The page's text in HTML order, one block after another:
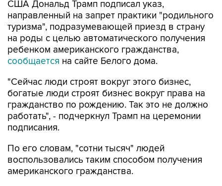
США Дональд Трамп подписал указ,
направленный на запрет практики "родильного
туризма", подразумевающей приезд в страну
на роды с целью автоматического получения
ребенком американского гражданства,
сообщается на сайте Белого дома.
"Сейчас люди строят вокруг этого бизнес,
богатые люди строят бизнес вокруг права на
гражданство по рождению. Так это не должно
работать", - подчеркнул Трамп на церемонии
подписания.
По его словам, "сотни тысяч" людей
воспользовались таким способом получения
американского гражданства.